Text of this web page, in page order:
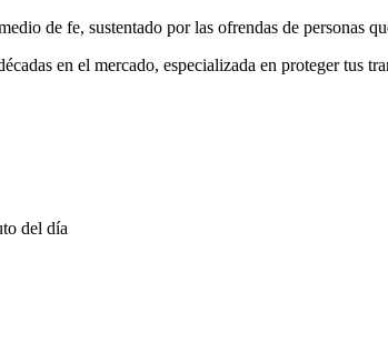
de fe, sustentado por las ofrendas de personas
en el mercado, especializada en proteger tus
del día